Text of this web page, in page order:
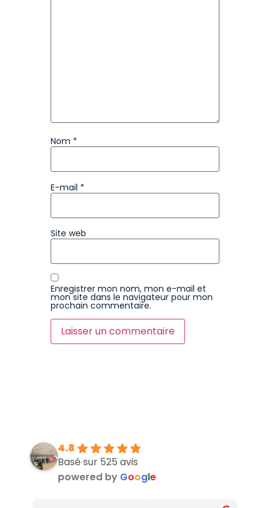
Nom *
E-mail *
Site web
Enregistrer mon nom, mon e-mail et
mon site dans le navigateur pour mon
prochain commentaire.
4.8
Basé sur 525 avis
powered by Google